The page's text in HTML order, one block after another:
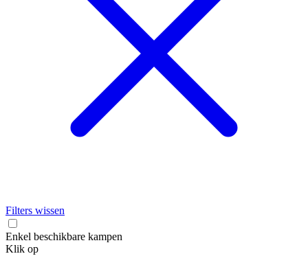
Filters wissen
Enkel beschikbare kampen
Klik op